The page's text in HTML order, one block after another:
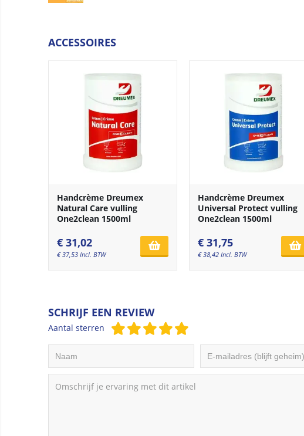
ACCESSOIRES
Handcrème Dreumex
Natural Care vulling
One2clean 1500ml
€ 31,02
€37,53 Incl. BTW
Handcrème Dreumex
Universal Protect vulling
One2clean 1500ml
€ 31,75
€38,42 Incl. BTW
SCHRIJF EEN REVIEW
Aantal sterren